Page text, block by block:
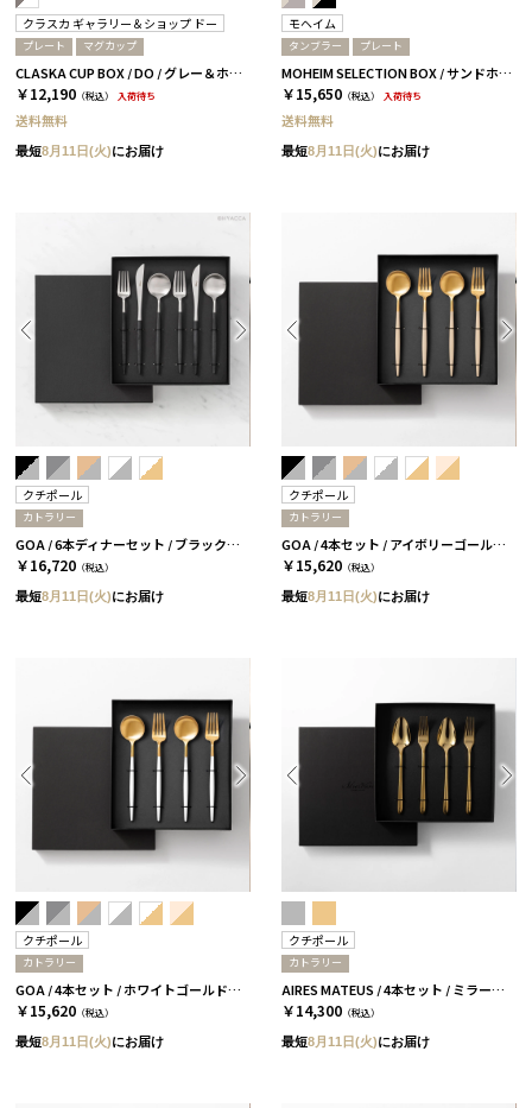
クラスカ ギャラリー＆ショップ ドー
プレート マグカップ
CLASKA CUP BOX / DO / グレー＆ホワイト［クラスカ ギャラリー＆ショップ ドー］
￥12,190 （税込） 入荷待ち
送料無料
最短8月11日(火)にお届け
モヘイム
タンブラー プレート
MOHEIM SELECTION BOX / サンドホワイト＆ブラック
￥15,650 （税込） 入荷待ち
送料無料
最短8月11日(火)にお届け
クチポール
カトラリー
GOA / 6本ディナーセット / ブラックシルバー［クチポール］
￥16,720 （税込）
最短8月11日(火)にお届け
クチポール
カトラリー
GOA / 4本セット / アイボリーゴールド［クチポール］
￥15,620 （税込）
最短8月11日(火)にお届け
クチポール
カトラリー
GOA / 4本セット / ホワイトゴールド［クチポール］
￥15,620 （税込）
最短8月11日(火)にお届け
クチポール
カトラリー
AIRES MATEUS / 4本セット / ミラーゴールド［クチポール］
￥14,300 （税込）
最短8月11日(火)にお届け